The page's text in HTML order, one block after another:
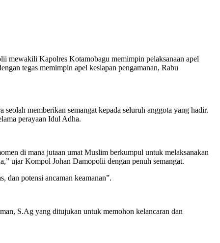
Kapolres Kotamobagu memimpin pelaksanaan apel
tegas memimpin apel kesiapan pengamanan, Rabu
memberikan semangat kepada seluruh anggota yang hadir.
perayaan Idul Adha.
di mana jutaan umat Muslim berkumpul untuk melaksanakan
ujar Kompol Johan Damopolii dengan penuh semangat.
dan potensi ancaman keamanan”.
S.Ag yang ditujukan untuk memohon kelancaran dan